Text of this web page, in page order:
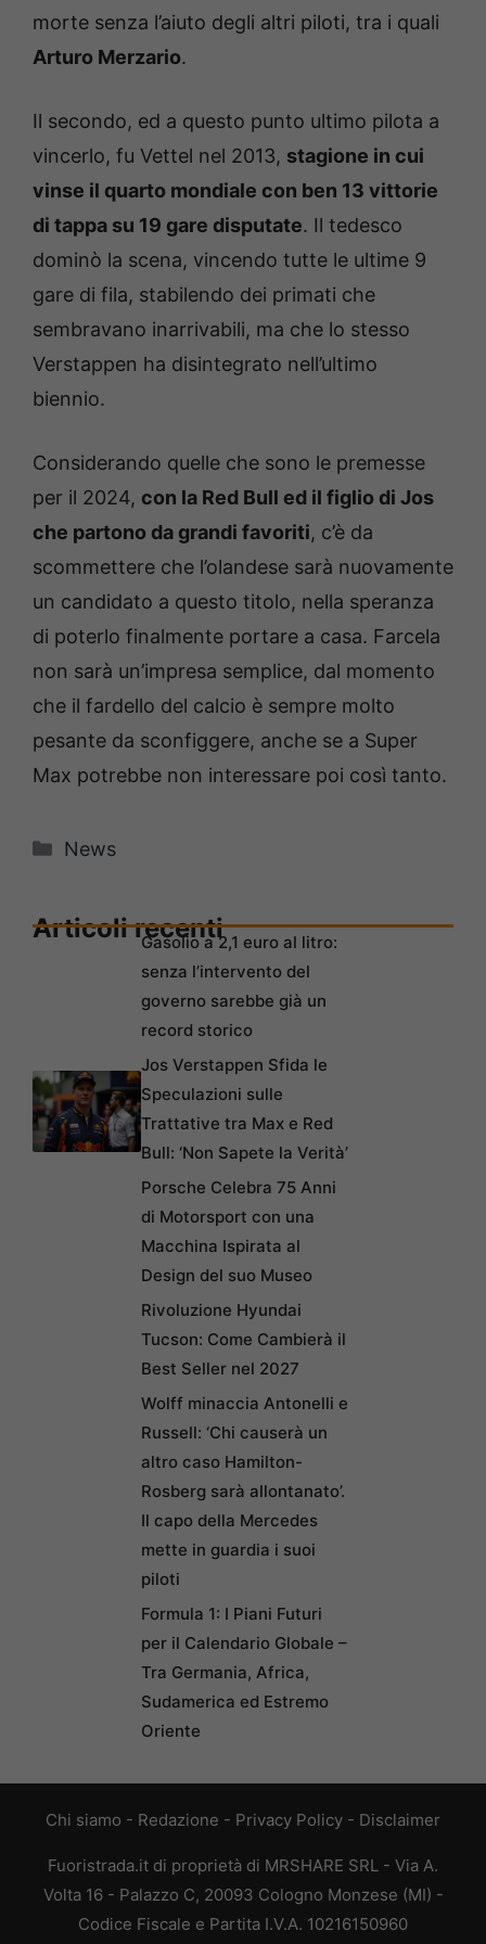
morte senza l’aiuto degli altri piloti, tra i quali
Arturo Merzario.
Il secondo, ed a questo punto ultimo pilota a
vincerlo, fu Vettel nel 2013, stagione in cui
vinse il quarto mondiale con ben 13 vittorie
di tappa su 19 gare disputate. Il tedesco
dominò la scena, vincendo tutte le ultime 9
gare di fila, stabilendo dei primati che
sembravano inarrivabili, ma che lo stesso
Verstappen ha disintegrato nell’ultimo
biennio.
Considerando quelle che sono le premesse
per il 2024, con la Red Bull ed il figlio di Jos
che partono da grandi favoriti, c’è da
scommettere che l’olandese sarà nuovamente
un candidato a questo titolo, nella speranza
di poterlo finalmente portare a casa. Farcela
non sarà un’impresa semplice, dal momento
che il fardello del calcio è sempre molto
pesante da sconfiggere, anche se a Super
Max potrebbe non interessare poi così tanto.
Categorie
News
Articoli recentiGasolio a 2,1 euro al litro:
senza l’intervento del
governo sarebbe già un
record storico
Jos Verstappen Sfida le
Speculazioni sulle
Trattative tra Max e Red
Bull: ‘Non Sapete la Verità’
Porsche Celebra 75 Anni
di Motorsport con una
Macchina Ispirata al
Design del suo Museo
Rivoluzione Hyundai
Tucson: Come Cambierà il
Best Seller nel 2027
Wolff minaccia Antonelli e
Russell: ‘Chi causerà un
altro caso Hamilton-
Rosberg sarà allontanato’.
Il capo della Mercedes
mette in guardia i suoi
piloti
Formula 1: I Piani Futuri
per il Calendario Globale –
Tra Germania, Africa,
Sudamerica ed Estremo
Oriente
Chi siamo - Redazione - Privacy Policy - Disclaimer
Fuoristrada.it di proprietà di MRSHARE SRL - Via A.
Volta 16 - Palazzo C, 20093 Cologno Monzese (MI) -
Codice Fiscale e Partita I.V.A. 10216150960